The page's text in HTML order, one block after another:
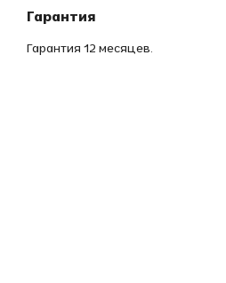
Гарантия
Гарантия 12 месяцев.